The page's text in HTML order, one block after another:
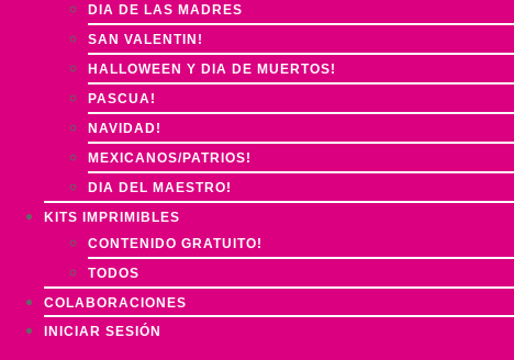
DIA DE LAS MADRES
SAN VALENTIN!
HALLOWEEN Y DIA DE MUERTOS!
PASCUA!
NAVIDAD!
MEXICANOS/PATRIOS!
DIA DEL MAESTRO!
KITS IMPRIMIBLES
CONTENIDO GRATUITO!
TODOS
COLABORACIONES
INICIAR SESIÓN